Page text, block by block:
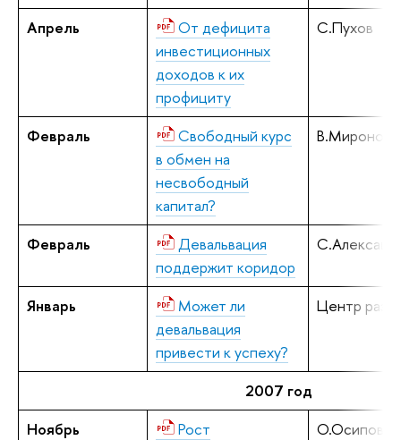
Апрель
От дефицита
инвестиционных
доходов к их
профициту
С.Пухов
Февраль
Свободный курс
в обмен на
несвободный
капитал?
В.Миронов
Февраль
Девальвация
поддержит коридор
Январь
Может ли
девальвация
привести к успеху?
Центр
2007 год
Ноябрь
Рост
О.Осипова